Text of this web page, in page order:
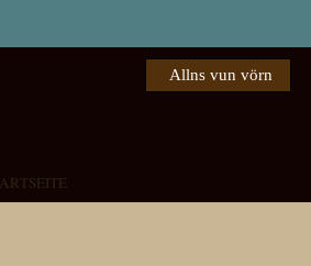
Allns vun vörn